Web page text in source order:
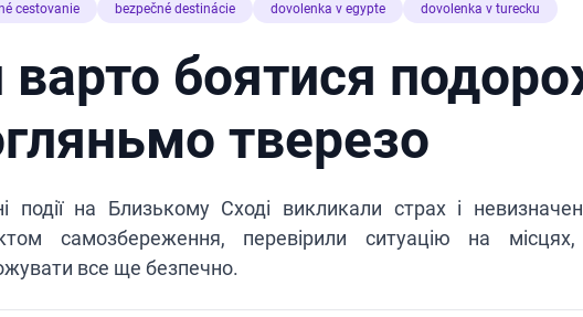
cestovanie bezpečné destinácie dovolenka v egypte dovolenka v turecku
варто боятися
тверезо
події на Близькому Сході викликали страх і
самозбереження, перевірили ситуацію на
все ще безпечно.